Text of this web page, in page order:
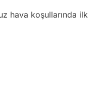
hava koşullarında ilk